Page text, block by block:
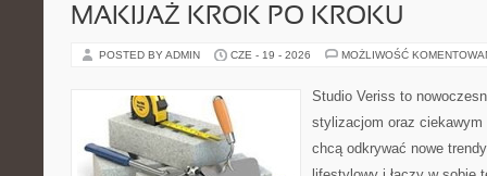
MAKIJAŻ KROK PO KROKU
POSTED BY ADMIN CZE - 19 - 2026 MOŻLIWOŚĆ
Studio Veriss to
stylizacjom oraz ciekawym
chcą odkrywać nowe